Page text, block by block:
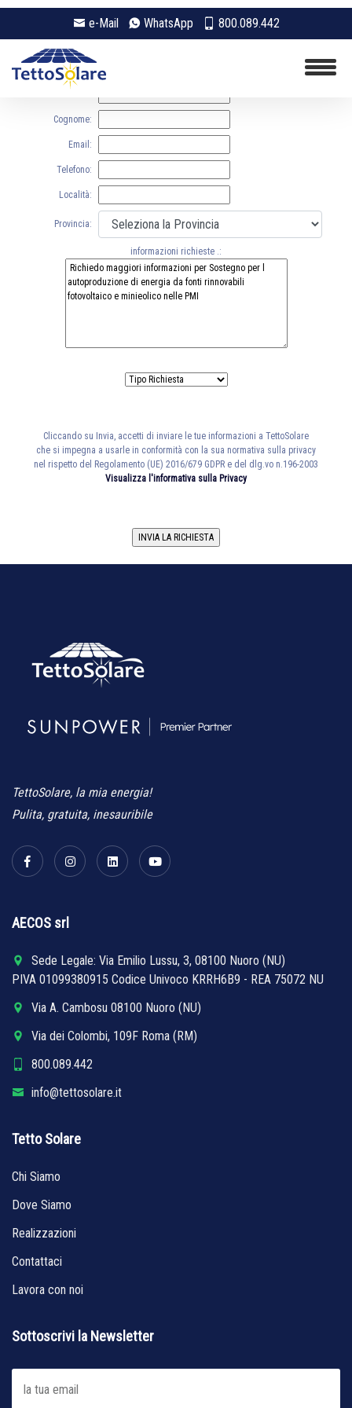
e-Mail WhatsApp 800.089.442
Modulo di richiesta informazioni e contatti (Tutti i dati sono obbligatori)
Cognome:
Email:
Telefono:
Località:
Provincia:
informazioni richieste .:
Cliccando su Invia, accetti di inviare le tue informazioni a TettoSolare
che si impegna a usarle in conformità con la sua normativa sulla privacy
nel rispetto del Regolamento (UE) 2016/679 GDPR e del dlg.vo n.196-2003
Visualizza l'informativa sulla Privacy
TettoSolare, la mia energia!
Pulita, gratuita, inesauribile
AECOS srl
Sede Legale: Via Emilio Lussu, 3, 08100 Nuoro (NU)
PIVA 01099380915 Codice Univoco KRRH6B9 - REA 75072 NU
Via A. Cambosu 08100 Nuoro (NU)
Via dei Colombi, 109F Roma (RM)
800.089.442
info@tettosolare.it
Tetto Solare
Chi Siamo
Dove Siamo
Realizzazioni
Contattaci
Lavora con noi
Sottoscrivi la Newsletter